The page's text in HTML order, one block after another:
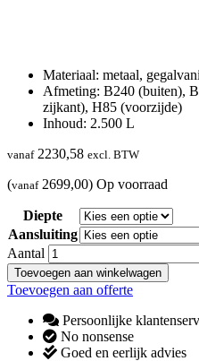
Materiaal: metaal,
Afmeting: B240 (buiten),
zijkant), H85 (voorzijde)
Inhoud: 2.500 L
vanaf2230,58 excl. BTW
(vanaf2699,00) Op voorraad
Diepte
Aansluiting
Aantal
Toevoegen aan winkelwagen
Toevoegen aan offerte
Persoonlijke
No nonsense
Goed en eerlijk advies